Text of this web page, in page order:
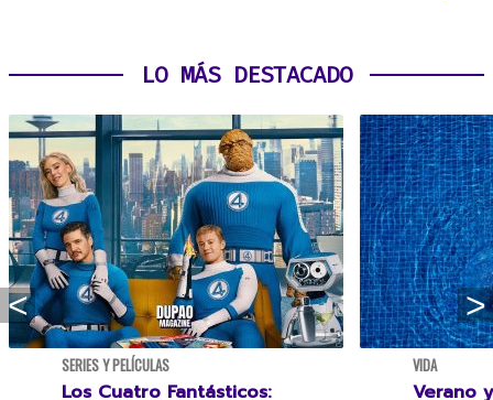
LO MÁS DESTACADO
SERIES Y PELÍCULAS
Los Cuatro Fantásticos:
VIDA
Verano